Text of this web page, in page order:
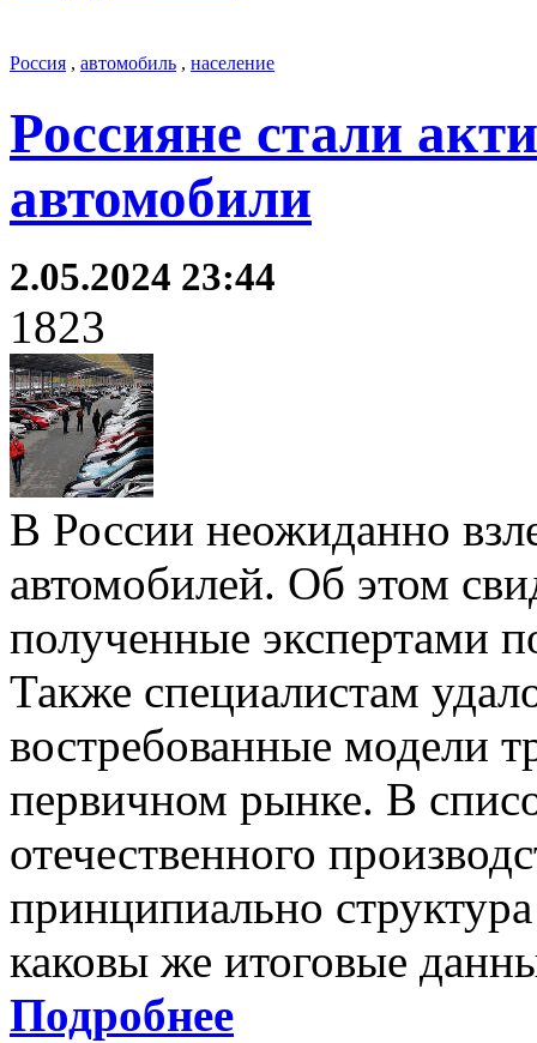
Россия , автомобиль , население
Россияне стали
автомобили
2.05.2024 23:44
1823
В России неожиданно
автомобилей. Об этом
полученные экспертами
Также специалистам
востребованные модели
первичном рынке. В
отечественного
принципиально
каковы же итоговые
Подробнее